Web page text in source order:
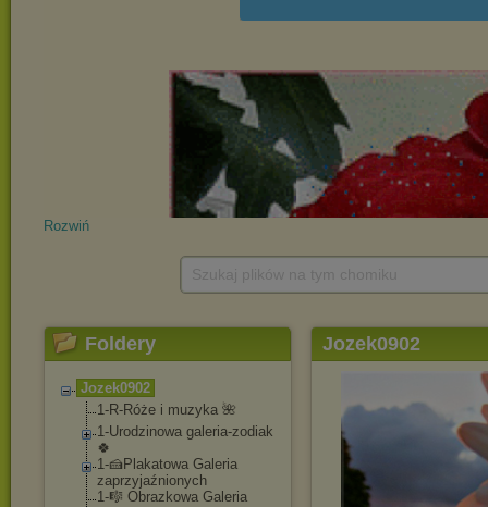
Rozwiń
Foldery
Jozek0902
1-R-Róże i muzyka 🌺
1-Urodzinowa galeria-zodiak
🍀
1-🍰Plakatowa Galeria
zaprzyjaźnionych
1-🎼 Obrazkowa Galeria
Jozek0902